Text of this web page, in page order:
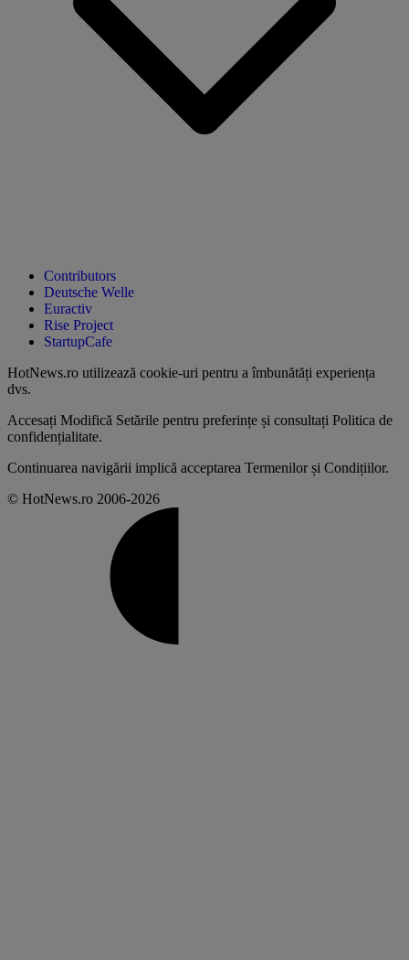
Contributors
Deutsche Welle
Euractiv
Rise Project
StartupCafe
HotNews.ro utilizează cookie-uri pentru a îmbunătăți experiența
dvs.
Accesați Modifică Setările pentru preferințe și consultați Politica de
confidențialitate.
Continuarea navigării implică acceptarea Termenilor și Condițiilor.
© HotNews.ro 2006-2026